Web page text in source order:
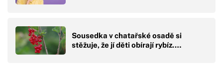
Sousedka v chatařské osadě si
stěžuje, že jí děti obírají rybíz.…